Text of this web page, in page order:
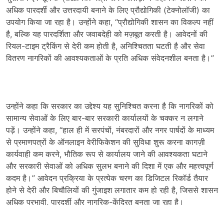
अधिक पारदर्शी और उत्तरदायी बनाने के लिए प्रौद्योगिकी (टेक्नोलॉजी) का
उपयोग किया जा रहा है। उन्होंने कहा, “प्रौद्योगिकी शासन का विकल्प नहीं
है, बल्कि यह पारदर्शिता और जवाबदेही को मज़बूत करती है। आवेदनों की
रियल-टाइम ट्रैकिंग से देरी कम होती है, अनिश्चितता घटती है और सेवा
वितरण नागरिकों की आवश्यकताओं के प्रति अधिक संवेदनशील बनता है।”
उन्होंने कहा कि सरकार का उद्देश्य यह सुनिश्चित करना है कि नागरिकों को
सामान्य सेवाओं के लिए बार-बार सरकारी कार्यालयों के चक्कर न लगाने
पड़ें। उन्होंने कहा, “हाल ही में सरपंचों, नंबरदारों और नगर पार्षदों के माध्यम
से प्रमाणपत्रों के ऑनलाइन वेरीफिकेशन की सुविधा शुरू करना कागज़ी
कार्यवाही कम करने, भौतिक रूप से कार्यालय जाने की आवश्यकता घटाने
और सरकारी सेवाओं को अधिक सुलभ बनाने की दिशा में एक और महत्त्वपूर्ण
कदम है।” आवेदन प्रक्रिया के प्रत्येक चरण का डिजिटल रिकॉर्ड तैयार
होने से देरी और बिचौलियों की गुंजाइश लगातार कम हो रही है, जिससे शासन
अधिक प्रभावी, पारदर्शी और नागरिक-केंद्रित बनता जा रहा है।